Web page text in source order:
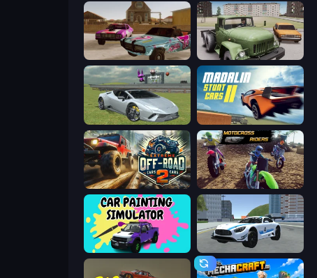
Village Car Stunts Truck Driver Easy Road
Sports Cars Driver Madalin Stunt Cars 2
Extreme Offroad Cars 2 MotoCross Riders
Car Painting Simulator Crazy Stunt Cars 2